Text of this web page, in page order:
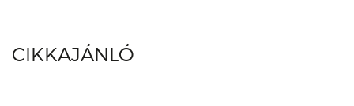
CIKKAJÁNLÓ